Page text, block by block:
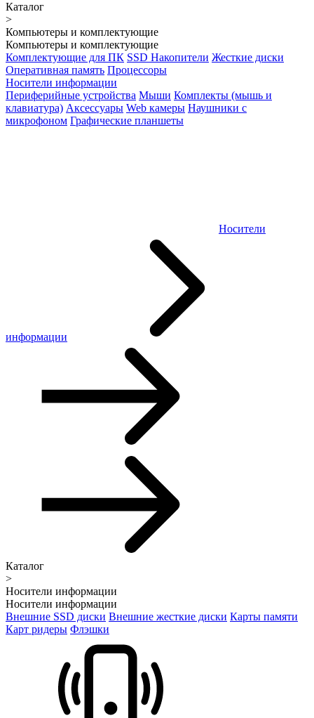
Каталог
>
Компьютеры и комплектующие
Компьютеры и комплектующие
Комплектующие для ПК SSD Накопители Жесткие диски
Оперативная память Процессоры
Носители информации
Периферийные устройства Мыши Комплекты (мышь и
клавиатура) Аксессуары Web камеры Наушники с
микрофоном Графические планшеты
Носители
информации
Каталог
>
Носители информации
Носители информации
Внешние SSD диски Внешние жесткие диски Карты памяти
Карт ридеры Флэшки